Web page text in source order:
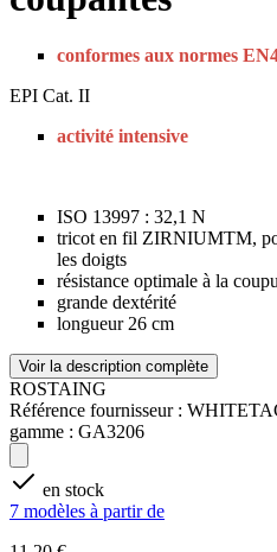
conformes aux normes
EPI Cat. II
activité intensive
ISO 13997 : 32,1 N
tricot en fil ZIRNIUMTM,
les doigts
résistance optimale à la
grande dextérité
longueur 26 cm
Voir la description complète
ROSTAING
Référence fournisseur :
gamme : GA3206
en stock
7 modèles à partir de